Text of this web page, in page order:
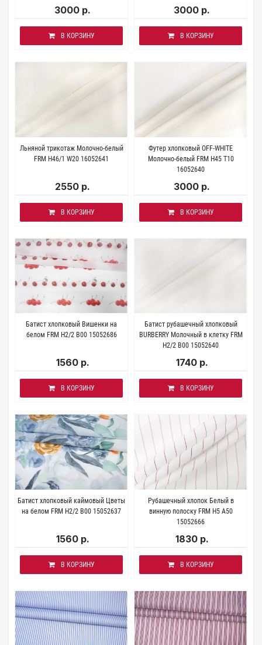
3000 р.
В КОРЗИНУ
3000 р.
В КОРЗИНУ
Льняной трикотаж Молочно-белый
FRM H46/1 W20 16052641
2550 р.
В КОРЗИНУ
Футер хлопковый OFF-WHITE
Молочно-белый FRM H45 T10
16052640
3000 р.
В КОРЗИНУ
Батист хлопковый Вишенки на
белом FRM H2/2 B00 15052686
1560 р.
В КОРЗИНУ
Батист рубашечный хлопковый
BURBERRY Молочный в клетку FRM
H2/2 B00 15052640
1740 р.
В КОРЗИНУ
Батист хлопковый каймовый Цветы
на белом FRM H2/2 B00 15052637
1560 р.
В КОРЗИНУ
Рубашечный хлопок Белый в
винную полоску FRM H5 A50
15052666
1830 р.
В КОРЗИНУ